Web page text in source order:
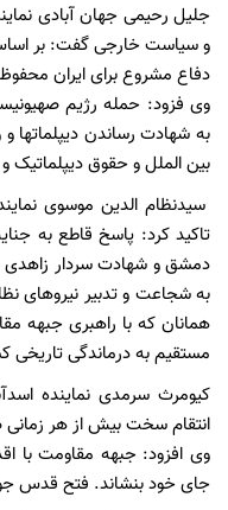
جلیل رحیمی جهان آبادی
دفاع مشروع برای ایران
وی فزود: حمله رژیم
به شهادت رساندن دیپلماتها
بین الملل و حقوق
سیدنظام الدین موسوی
تاکید کرد: پاسخ قاطع به
دمشق و شهادت سردار زاهدی
به شجاعت و تدبیر نیروهای
همانان که با راهبری جبهه
مستقیم به درماندگی تاریخی
کیومرث سرمدی نماینده
انتقام سخت بیش از هر
وی افزود: جبهه مقاومت با
جای خود بنشاند. فتح قدس